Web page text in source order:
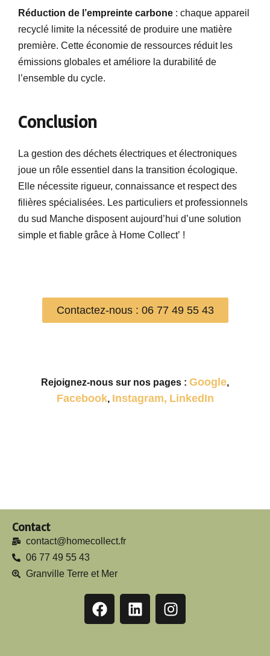
Réduction de l’empreinte carbone : chaque appareil
recyclé limite la nécessité de produire une matière
première. Cette économie de ressources réduit les
émissions globales et améliore la durabilité de
l’ensemble du cycle.
Conclusion
La gestion des déchets électriques et électroniques
joue un rôle essentiel dans la transition écologique.
Elle nécessite rigueur, connaissance et respect des
filières spécialisées. Les particuliers et professionnels
du sud Manche disposent aujourd’hui d’une solution
simple et fiable grâce à Home Collect’ !
Contactez-nous : 06 77 49 55 43
Rejoignez-nous sur nos pages : Google,
Facebook, Instagram, LinkedIn
Contact
contact@homecollect.fr
06 77 49 55 43
Granville Terre et Mer